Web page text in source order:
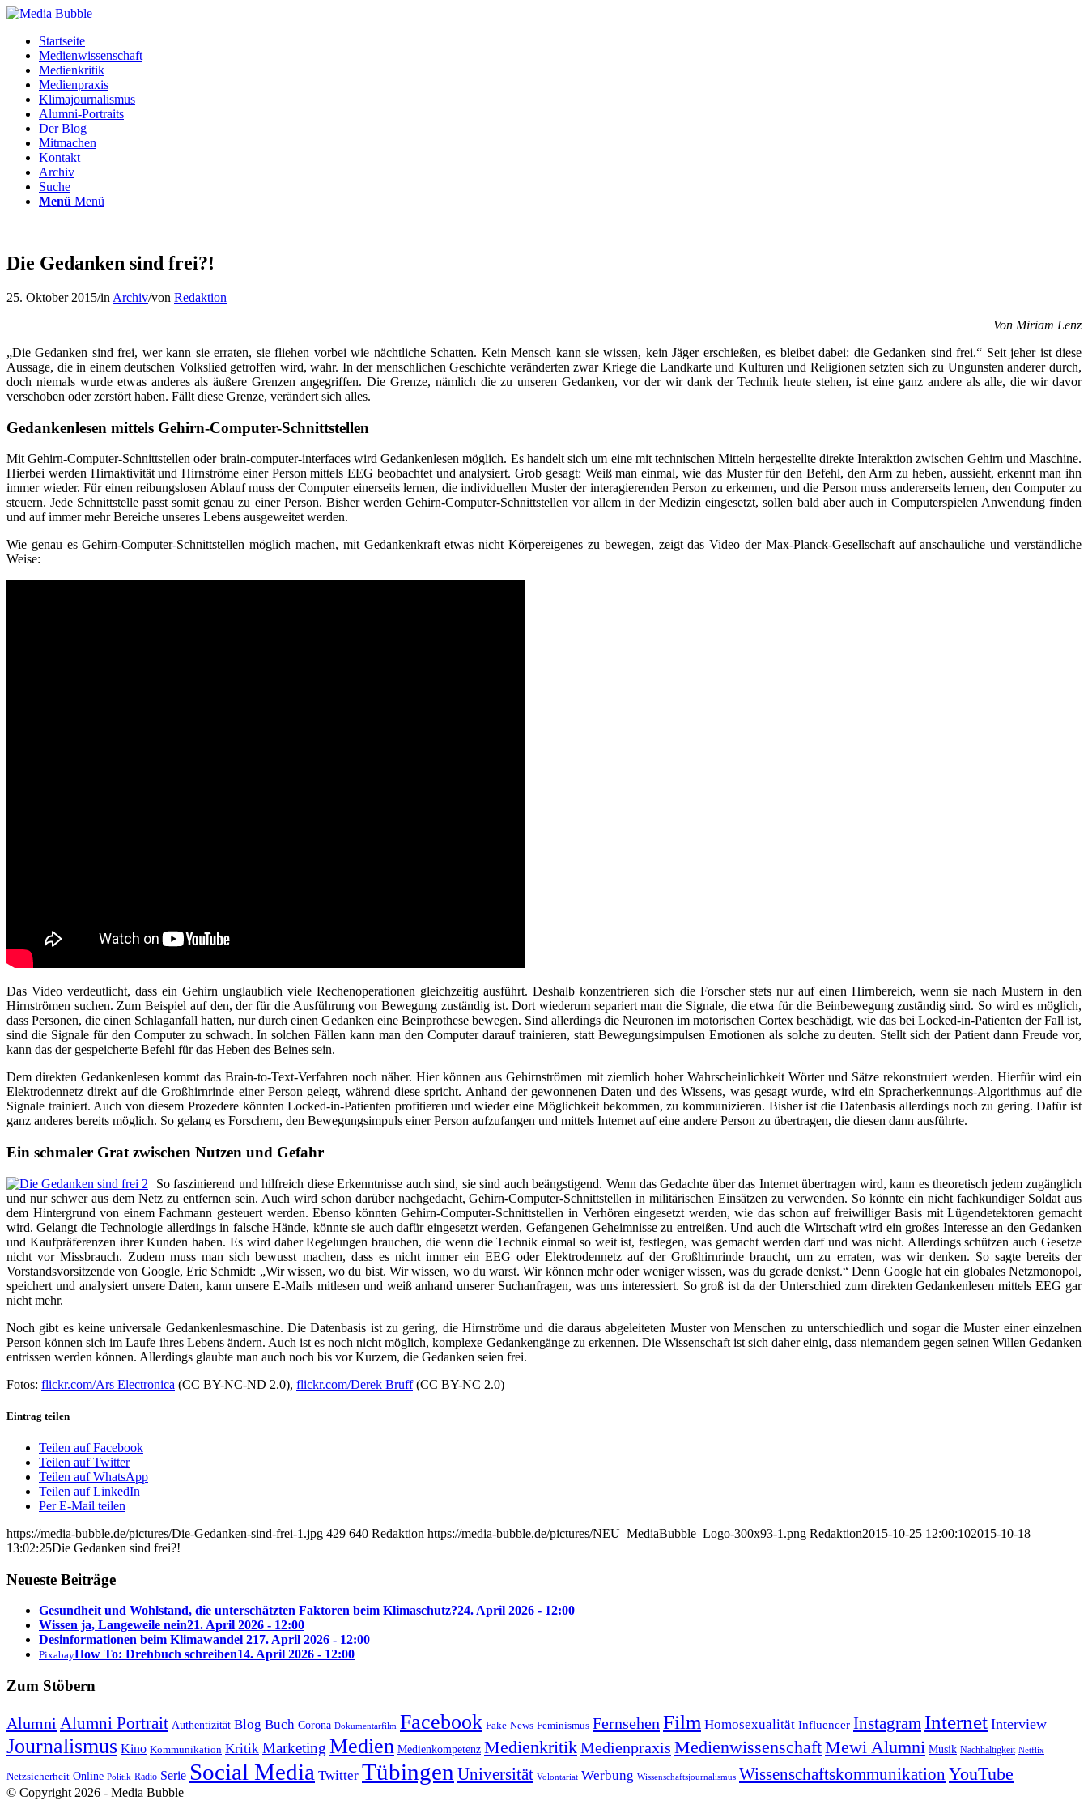
Startseite
Medienwissenschaft
Medienkritik
Medienpraxis
Klimajournalismus
Alumni-Portraits
Der Blog
Mitmachen
Kontakt
Archiv
Suche
Menü Menü
Die Gedanken sind frei?!
25. Oktober 2015/in Archiv/von Redaktion
Von Miriam Lenz
„Die Gedanken sind frei, wer kann sie erraten, sie fliehen vorbei wie nächtliche Schatten. Kein Mensch kann sie wissen, kein Jäger erschießen, es bleibet dabei: die Gedanken sind frei.“ Seit jeher ist diese
Aussage, die in einem deutschen Volkslied getroffen wird, wahr. In der menschlichen Geschichte veränderten zwar Kriege die Landkarte und Kulturen und Religionen setzten sich zu Ungunsten anderer durch,
doch niemals wurde etwas anderes als äußere Grenzen angegriffen. Die Grenze, nämlich die zu unseren Gedanken, vor der wir dank der Technik heute stehen, ist eine ganz andere als alle, die wir davor
verschoben oder zerstört haben. Fällt diese Grenze, verändert sich alles.
Gedankenlesen mittels Gehirn-Computer-Schnittstellen
Mit Gehirn-Computer-Schnittstellen oder brain-computer-interfaces wird Gedankenlesen möglich. Es handelt sich um eine mit technischen Mitteln hergestellte direkte Interaktion zwischen Gehirn und Maschine.
Hierbei werden Hirnaktivität und Hirnströme einer Person mittels EEG beobachtet und analysiert. Grob gesagt: Weiß man einmal, wie das Muster für den Befehl, den Arm zu heben, aussieht, erkennt man ihn
immer wieder. Für einen reibungslosen Ablauf muss der Computer einerseits lernen, die individuellen Muster der interagierenden Person zu erkennen, und die Person muss andererseits lernen, den Computer zu
steuern. Jede Schnittstelle passt somit genau zu einer Person. Bisher werden Gehirn-Computer-Schnittstellen vor allem in der Medizin eingesetzt, sollen bald aber auch in Computerspielen Anwendung finden
und auf immer mehr Bereiche unseres Lebens ausgeweitet werden.
Wie genau es Gehirn-Computer-Schnittstellen möglich machen, mit Gedankenkraft etwas nicht Körpereigenes zu bewegen, zeigt das Video der Max-Planck-Gesellschaft auf anschauliche und verständliche
Weise:
Das Video verdeutlicht, dass ein Gehirn unglaublich viele Rechenoperationen gleichzeitig ausführt. Deshalb konzentrieren sich die Forscher stets nur auf einen Hirnbereich, wenn sie nach Mustern in den
Hirnströmen suchen. Zum Beispiel auf den, der für die Ausführung von Bewegung zuständig ist. Dort wiederum separiert man die Signale, die etwa für die Beinbewegung zuständig sind. So wird es möglich,
dass Personen, die einen Schlaganfall hatten, nur durch einen Gedanken eine Beinprothese bewegen. Sind allerdings die Neuronen im motorischen Cortex beschädigt, wie das bei Locked-in-Patienten der Fall ist,
sind die Signale für den Computer zu schwach. In solchen Fällen kann man den Computer darauf trainieren, statt Bewegungsimpulsen Emotionen als solche zu deuten. Stellt sich der Patient dann Freude vor,
kann das der gespeicherte Befehl für das Heben des Beines sein.
Dem direkten Gedankenlesen kommt das Brain-to-Text-Verfahren noch näher. Hier können aus Gehirnströmen mit ziemlich hoher Wahrscheinlichkeit Wörter und Sätze rekonstruiert werden. Hierfür wird ein
Elektrodennetz direkt auf die Großhirnrinde einer Person gelegt, während diese spricht. Anhand der gewonnenen Daten und des Wissens, was gesagt wurde, wird ein Spracherkennungs-Algorithmus auf die
Signale trainiert. Auch von diesem Prozedere könnten Locked-in-Patienten profitieren und wieder eine Möglichkeit bekommen, zu kommunizieren. Bisher ist die Datenbasis allerdings noch zu gering. Dafür ist
ganz anderes bereits möglich. So gelang es Forschern, den Bewegungsimpuls einer Person aufzufangen und mittels Internet auf eine andere Person zu übertragen, die diesen dann ausführte.
Ein schmaler Grat zwischen Nutzen und Gefahr
So faszinierend und hilfreich diese Erkenntnisse auch sind, sie sind auch beängstigend. Wenn das Gedachte über das Internet übertragen wird, kann es theoretisch jedem zugänglich
und nur schwer aus dem Netz zu entfernen sein. Auch wird schon darüber nachgedacht, Gehirn-Computer-Schnittstellen in militärischen Einsätzen zu verwenden. So könnte ein nicht fachkundiger Soldat aus
dem Hintergrund von einem Fachmann gesteuert werden. Ebenso könnten Gehirn-Computer-Schnittstellen in Verhören eingesetzt werden, wie das schon auf freiwilliger Basis mit Lügendetektoren gemacht
wird. Gelangt die Technologie allerdings in falsche Hände, könnte sie auch dafür eingesetzt werden, Gefangenen Geheimnisse zu entreißen. Und auch die Wirtschaft wird ein großes Interesse an den Gedanken
und Kaufpräferenzen ihrer Kunden haben. Es wird daher Regelungen brauchen, die wenn die Technik einmal so weit ist, festlegen, was gemacht werden darf und was nicht. Allerdings schützen auch Gesetze
nicht vor Missbrauch. Zudem muss man sich bewusst machen, dass es nicht immer ein EEG oder Elektrodennetz auf der Großhirnrinde braucht, um zu erraten, was wir denken. So sagte bereits der
Vorstandsvorsitzende von Google, Eric Schmidt: „Wir wissen, wo du bist. Wir wissen, wo du warst. Wir können mehr oder weniger wissen, was du gerade denkst.“ Denn Google hat ein globales Netzmonopol,
speichert und analysiert unsere Daten, kann unsere E-Mails mitlesen und weiß anhand unserer Suchanfragen, was uns interessiert. So groß ist da der Unterschied zum direkten Gedankenlesen mittels EEG gar
nicht mehr.
Noch gibt es keine universale Gedankenlesmaschine. Die Datenbasis ist zu gering, die Hirnströme und die daraus abgeleiteten Muster von Menschen zu unterschiedlich und sogar die Muster einer einzelnen
Person können sich im Laufe ihres Lebens ändern. Auch ist es noch nicht möglich, komplexe Gedankengänge zu erkennen. Die Wissenschaft ist sich daher einig, dass niemandem gegen seinen Willen Gedanken
entrissen werden können. Allerdings glaubte man auch noch bis vor Kurzem, die Gedanken seien frei.
Fotos: flickr.com/Ars Electronica (CC BY-NC-ND 2.0), flickr.com/Derek Bruff(CC BY-NC 2.0)
Eintrag teilen
Teilen auf Facebook
Teilen auf Twitter
Teilen auf WhatsApp
Teilen auf LinkedIn
Per E-Mail teilen
https://media-bubble.de/pictures/Die-Gedanken-sind-frei-1.jpg 429 640 Redaktion https://media-bubble.de/pictures/NEU_MediaBubble_Logo-300x93-1.png Redaktion2015-10-25 12:00:102015-10-18
13:02:25Die Gedanken sind frei?!
Neueste Beiträge
Gesundheit und Wohlstand, die unterschätzten Faktoren beim Klimaschutz?24. April 2026 - 12:00
Wissen ja, Langeweile nein21. April 2026 - 12:00
Desinformationen beim Klimawandel 217. April 2026 - 12:00
PixabayHow To: Drehbuch schreiben14. April 2026 - 12:00
Zum Stöbern
Alumni Alumni Portrait Authentizität Blog Buch Corona Dokumentarfilm Facebook Fake-News Feminismus Fernsehen Film Homosexualität Influencer Instagram Internet Interview
Journalismus Kino Kommunikation Kritik Marketing Medien Medienkompetenz MedienkritikMedienpraxis MedienwissenschaftMewi Alumni Musik Nachhaltigkeit Netflix
Netzsicherheit Online Politik Radio Serie Social Media Twitter Tübingen Universität Volontariat Werbung Wissenschaftsjournalismus Wissenschaftskommunikation YouTube
© Copyright 2026 - Media Bubble